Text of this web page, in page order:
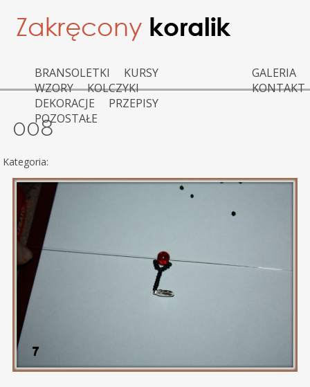
BRANSOLETKI
KURSY
WZORY
KOLCZYKI
DEKORACJE
PRZEPISY
POZOSTAŁE
GALERIA
KONTAKT
008
Kategoria: